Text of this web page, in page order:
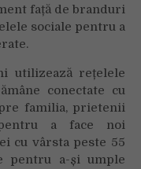
față de branduri
sociale pentru a
utilizează rețelele
conectate cu
familia, prietenii
a face noi
cu vârsta peste 55
pentru a-și umple